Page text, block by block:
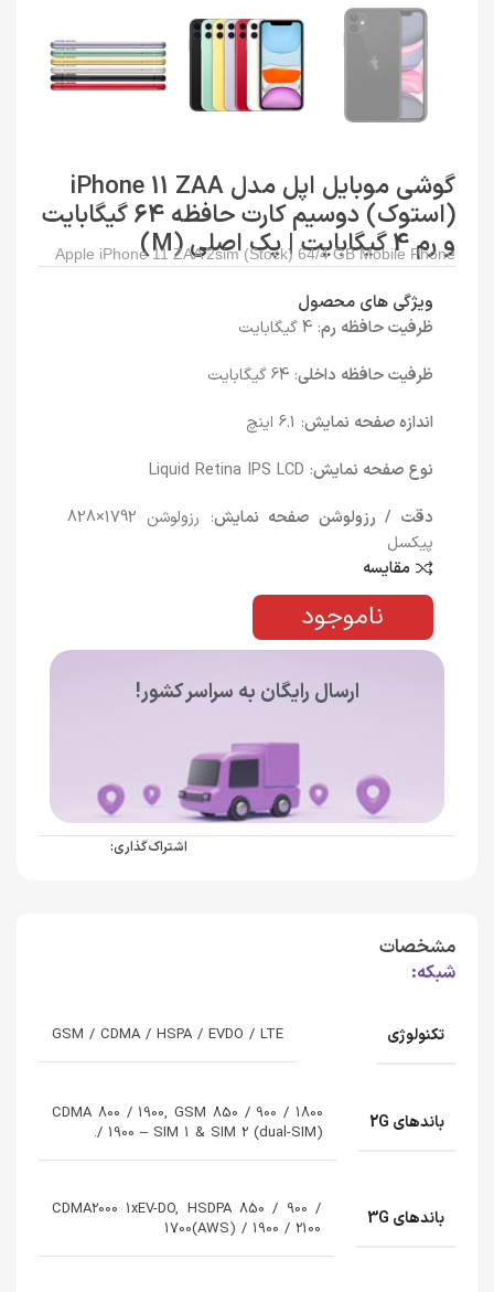
گوشی موبایل اپل مدل iPhone 11 ZAA
(استوک) دوسیم کارت حافظه 64 گیگابایت
و رم 4 گیگابایت | پک اصلی (M)
Apple iPhone 11 ZAA 2sim (Stock) 64/4 GB Mobile Phone
ویژگی های محصول
ظرفیت حافظه رم: 4 گیگابایت
ظرفیت حافظه داخلی: 64 گیگابایت
اندازه صفحه نمایش: 6.1 اینچ
نوع صفحه نمایش: Liquid Retina IPS LCD
دقت / رزولوشن صفحه نمایش
پیکسل
مقایسه
ناموجود
ارسال رایگان به سراسر کشور!
اشتراک گذاری:
مشخصات
شبکه:
تکنولوژی GSM / CDMA / HSPA / EVDO / LTE
باندهای 2G
CDMA 800 / 1900, GSM 850 / 900 / 1800
/ 1900 – SIM 1 & SIM 2 (dual-SIM).
باندهای 3G
CDMA2000 1xEV-DO, HSDPA 850 / 900 /
1700(AWS) / 1900 / 2100